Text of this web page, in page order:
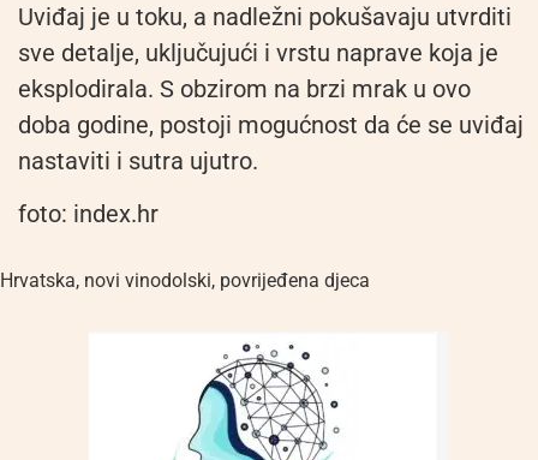
Uviđaj je u toku, a nadležni pokušavaju utvrditi
sve detalje, uključujući i vrstu naprave koja je
eksplodirala. S obzirom na brzi mrak u ovo
doba godine, postoji mogućnost da će se uviđaj
nastaviti i sutra ujutro.
foto: index.hr
Hrvatska, novi vinodolski, povrijeđena djeca